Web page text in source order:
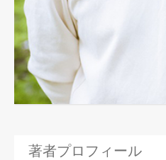
著者プロフィール